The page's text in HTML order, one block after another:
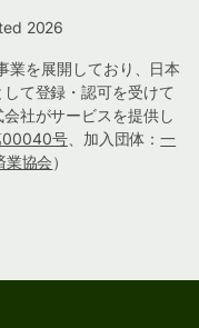
2026
業を展開しており、日本
て登録・認可を受けて
社がサービスを提供し
00040号、加入団体：一
業協会）